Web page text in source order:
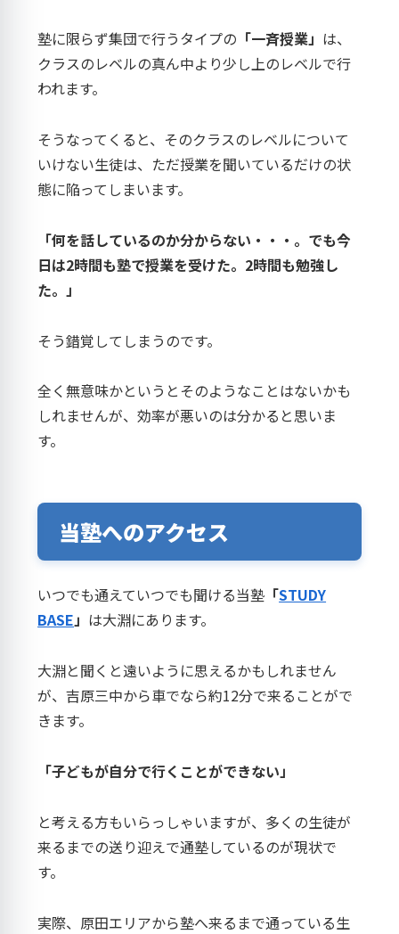
塾に限らず集団で行うタイプの 「一斉授業」 は、
クラスのレベルの真ん中より少し上のレベルで行
われます。
そうなってくると、そのクラスのレベルについて
いけない生徒は、ただ授業を聞いているだけの状
態に陥ってしまいます。
「何を話しているのか分からない・・・。でも今
日は2時間も塾で授業を受けた。2時間も勉強し
た。」
そう錯覚してしまうのです。
全く無意味かというとそのようなことはないかも
しれませんが、効率が悪いのは分かると思いま
す。
当塾へのアクセス
いつでも通えていつでも聞ける当塾 「STUDY
BASE」 は大淵にあります。
大淵と聞くと遠いように思えるかもしれません
が、吉原三中から車でなら約12分で来ることがで
きます。
「子どもが自分で行くことができない」
と考える方もいらっしゃいますが、多くの生徒が
来るまでの送り迎えで通塾しているのが現状で
す。
実際、原田エリアから塾へ来るまで通っている生